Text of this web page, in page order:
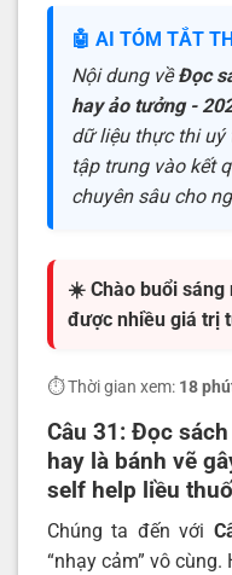
🤖 AI TÓM TẮT
Nội dung vềĐọc
hay ảo tưởng -
dữ liệu thực thi uý
tập trung vào kết
chuyên sâu cho
☀️ Chào buổi sáng
được nhiều giá trị
⏱️ Thời gian xem: 18
Câu 31: Đọc
hay là bánh vẽ
self help liều
Chúng ta đến với
“nhạy cảm” vô